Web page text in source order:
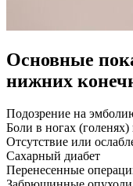
Основные
нижних
Подозрение на
Боли в ногах (голенях)
Отсутствие или
Сахарный диабет
Перенесенные